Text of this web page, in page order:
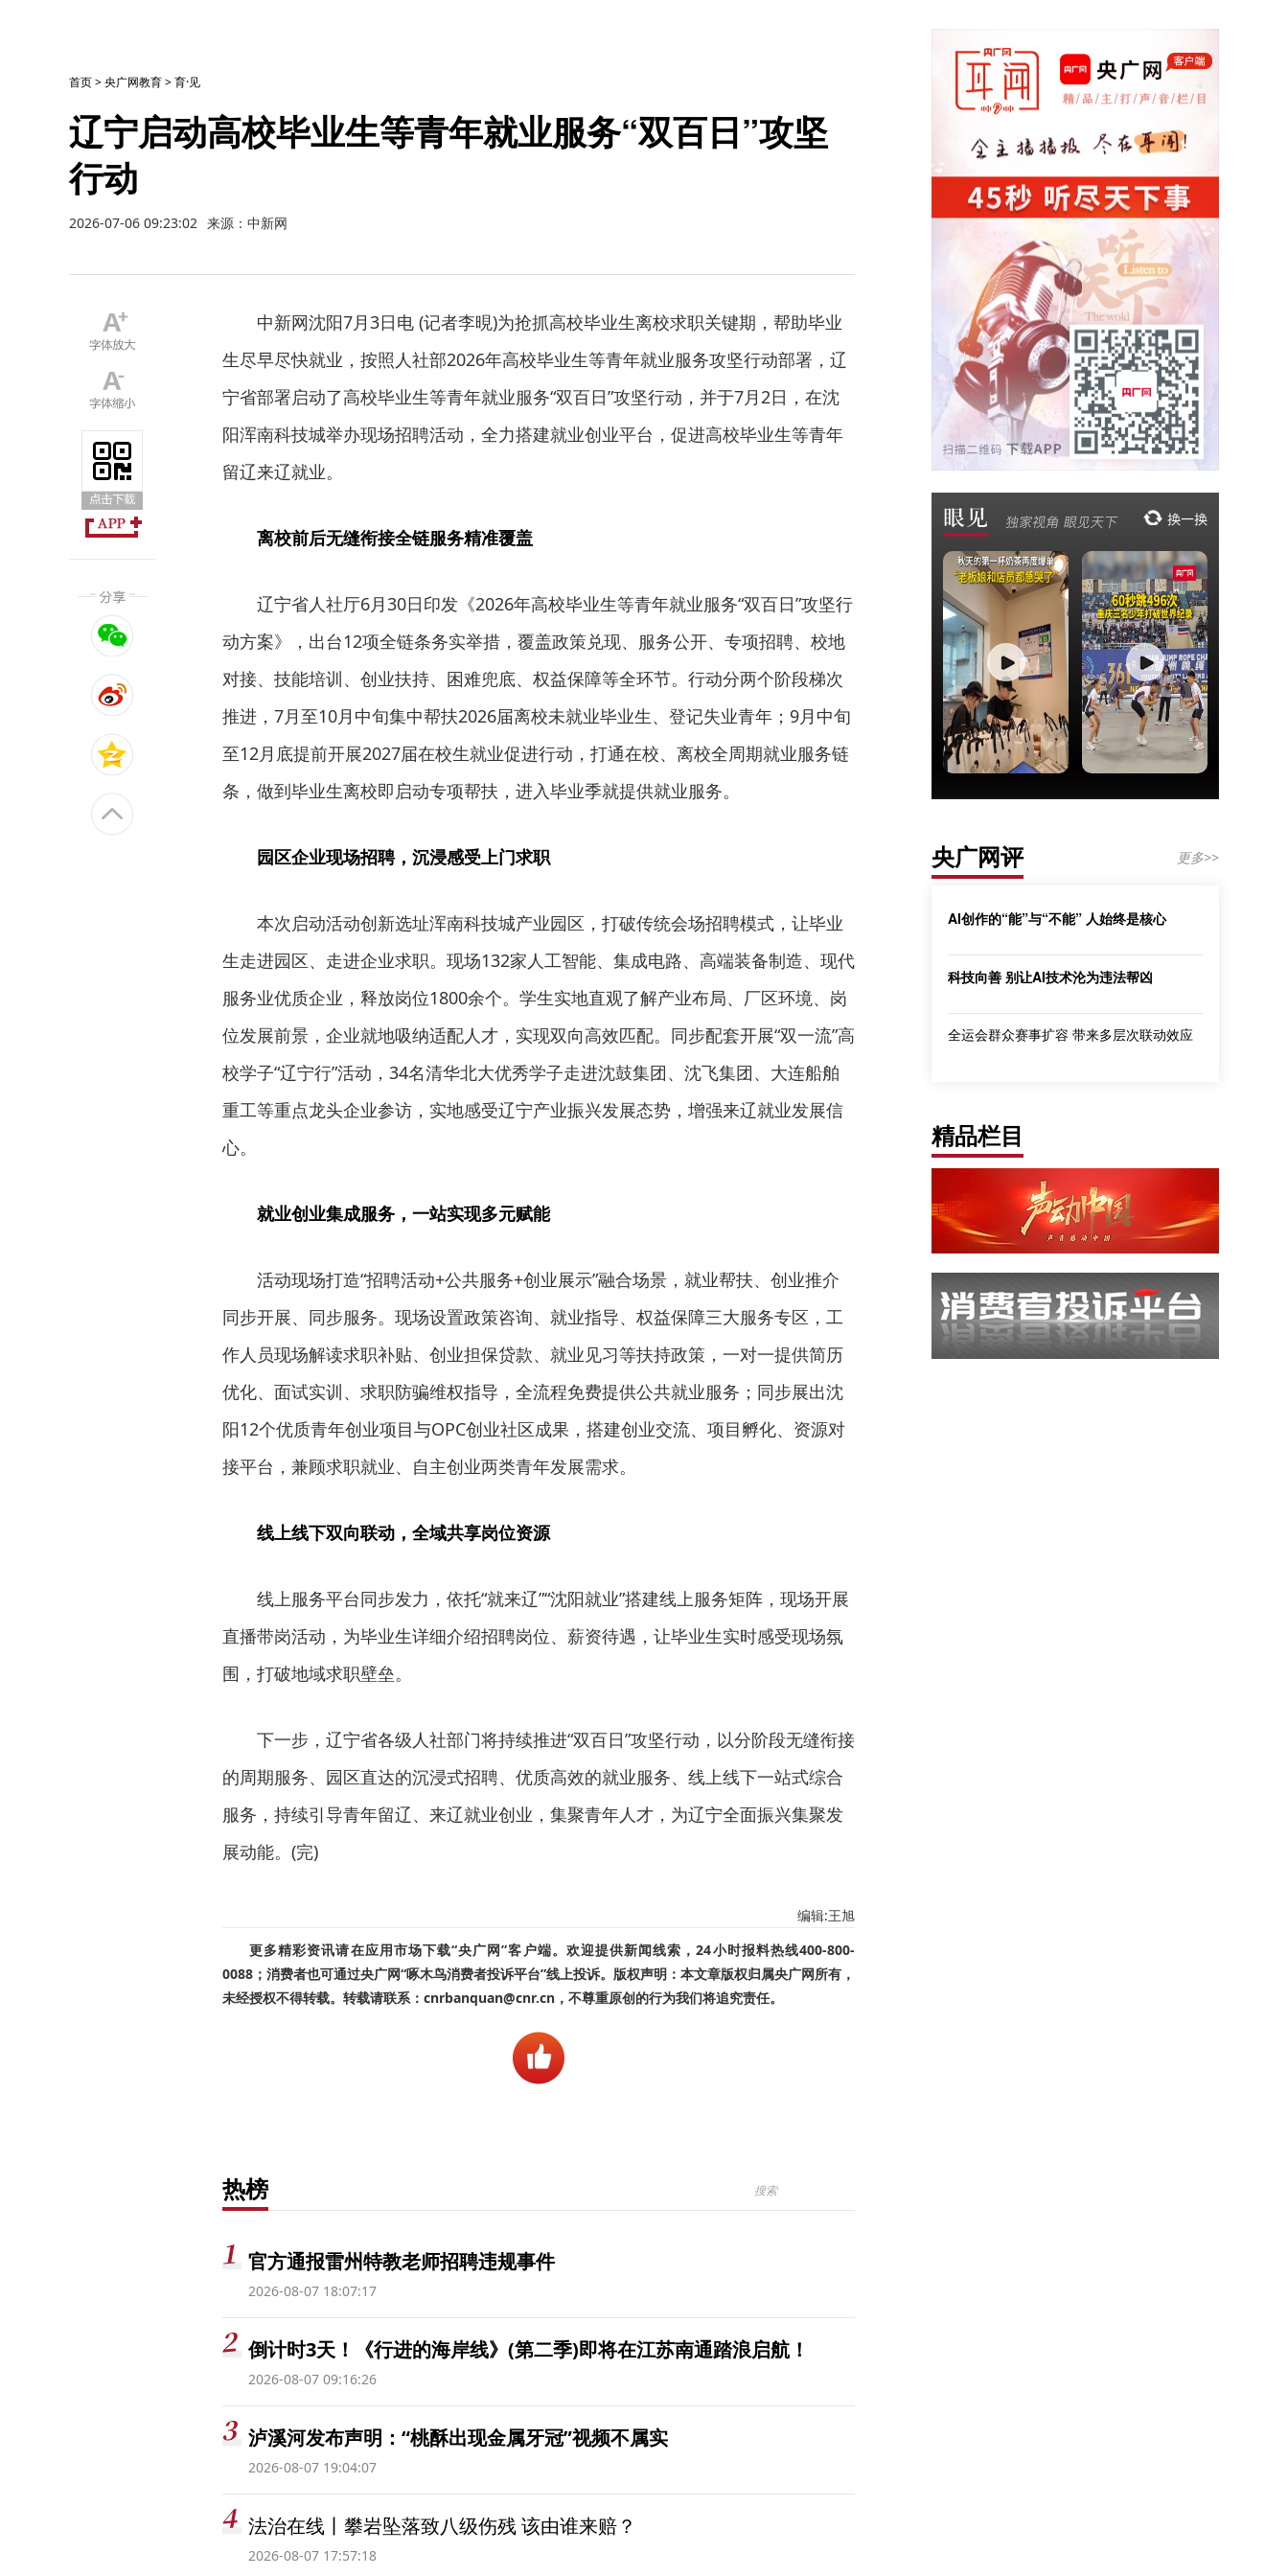
首页>央广网教育>育·见
辽宁启动高校毕业生等青年就业服务“双百日”攻坚
行动
2026-07-06 09:23:02 来源：中新网
中新网沈阳7月3日电 (记者李晛)为抢抓高校毕业生离校求职关键期，帮助毕业
生尽早尽快就业，按照人社部2026年高校毕业生等青年就业服务攻坚行动部署，辽
宁省部署启动了高校毕业生等青年就业服务“双百日”攻坚行动，并于7月2日，在沈
阳浑南科技城举办现场招聘活动，全力搭建就业创业平台，促进高校毕业生等青年
留辽来辽就业。
离校前后无缝衔接全链服务精准覆盖
辽宁省人社厅6月30日印发《2026年高校毕业生等青年就业服务“双百日”攻坚行
动方案》，出台12项全链条务实举措，覆盖政策兑现、服务公开、专项招聘、校地
对接、技能培训、创业扶持、困难兜底、权益保障等全环节。行动分两个阶段梯次
推进，7月至10月中旬集中帮扶2026届离校未就业毕业生、登记失业青年；9月中旬
至12月底提前开展2027届在校生就业促进行动，打通在校、离校全周期就业服务链
条，做到毕业生离校即启动专项帮扶，进入毕业季就提供就业服务。
园区企业现场招聘，沉浸感受上门求职
本次启动活动创新选址浑南科技城产业园区，打破传统会场招聘模式，让毕业
生走进园区、走进企业求职。现场132家人工智能、集成电路、高端装备制造、现代
服务业优质企业，释放岗位1800余个。学生实地直观了解产业布局、厂区环境、岗
位发展前景，企业就地吸纳适配人才，实现双向高效匹配。同步配套开展“双一流”高
校学子“辽宁行”活动，34名清华北大优秀学子走进沈鼓集团、沈飞集团、大连船舶
重工等重点龙头企业参访，实地感受辽宁产业振兴发展态势，增强来辽就业发展信
心。
就业创业集成服务，一站实现多元赋能
活动现场打造“招聘活动+公共服务+创业展示”融合场景，就业帮扶、创业推介
同步开展、同步服务。现场设置政策咨询、就业指导、权益保障三大服务专区，工
作人员现场解读求职补贴、创业担保贷款、就业见习等扶持政策，一对一提供简历
优化、面试实训、求职防骗维权指导，全流程免费提供公共就业服务；同步展出沈
阳12个优质青年创业项目与OPC创业社区成果，搭建创业交流、项目孵化、资源对
接平台，兼顾求职就业、自主创业两类青年发展需求。
线上线下双向联动，全域共享岗位资源
线上服务平台同步发力，依托“就来辽”“沈阳就业”搭建线上服务矩阵，现场开展
直播带岗活动，为毕业生详细介绍招聘岗位、薪资待遇，让毕业生实时感受现场氛
围，打破地域求职壁垒。
下一步，辽宁省各级人社部门将持续推进“双百日”攻坚行动，以分阶段无缝衔接
的周期服务、园区直达的沉浸式招聘、优质高效的就业服务、线上线下一站式综合
服务，持续引导青年留辽、来辽就业创业，集聚青年人才，为辽宁全面振兴集聚发
展动能。(完)
编辑:王旭
更多精彩资讯请在应用市场下载“央广网”客户端。欢迎提供新闻线索，24小时报料热线400-800-
0088；消费者也可通过央广网“啄木鸟消费者投诉平台”线上投诉。版权声明：本文章版权归属央广网所有，
未经授权不得转载。转载请联系：cnrbanquan@cnr.cn，不尊重原创的行为我们将追究责任。
热榜
官方通报雷州特教老师招聘违规事件
2026-08-07 18:07:17
倒计时3天！《行进的海岸线》(第二季)即将在江苏南通踏浪启航！
2026-08-07 09:16:26
泸溪河发布声明：“桃酥出现金属牙冠”视频不属实
2026-08-07 19:04:07
法治在线丨攀岩坠落致八级伤残 该由谁来赔？
2026-08-07 17:57:18
央广网评 更多>>
AI创作的“能”与“不能” 人始终是核心
科技向善 别让AI技术沦为违法帮凶
全运会群众赛事扩容 带来多层次联动效应
精品栏目